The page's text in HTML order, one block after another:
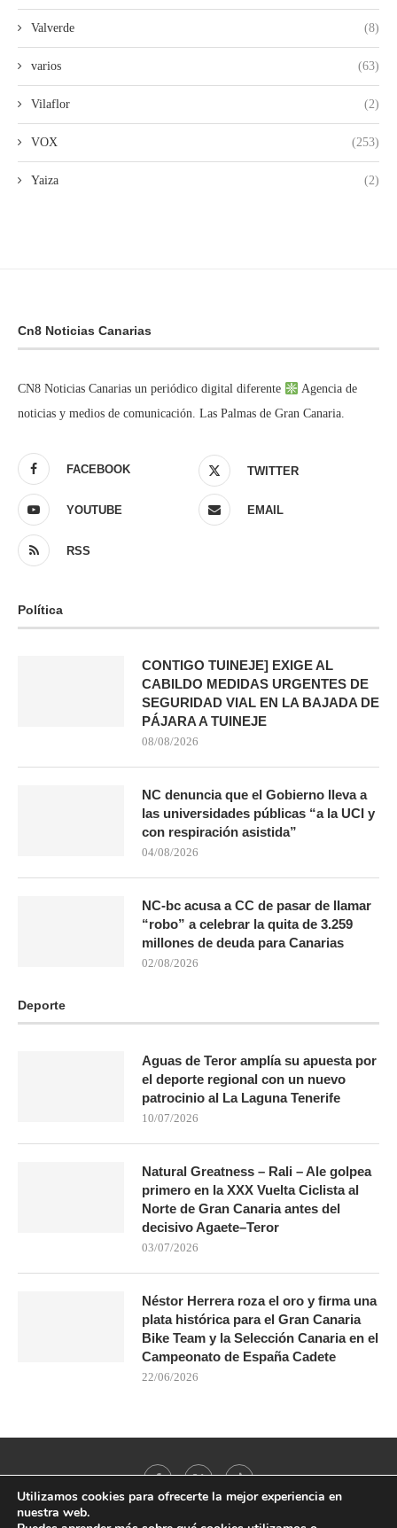
Valverde (8)
varios (63)
Vilaflor (2)
VOX (253)
Yaiza (2)
Cn8 Noticias Canarias
CN8 Noticias Canarias un periódico digital diferente
Agencia de
noticias y medios de comunicación. Las Palmas de Gran Canaria.
FACEBOOK TWITTER
YOUTUBE EMAIL
RSS
Política
CONTIGO TUINEJE] EXIGE AL
CABILDO MEDIDAS URGENTES DE
SEGURIDAD VIAL EN LA BAJADA DE
PÁJARA A TUINEJE
08/08/2026
NC denuncia que el Gobierno lleva a
las universidades públicas “a la UCI y
con respiración asistida”
04/08/2026
NC-bc acusa a CC de pasar de llamar
“robo” a celebrar la quita de 3.259
millones de deuda para Canarias
02/08/2026
Deporte
Aguas de Teror amplía su apuesta por
el deporte regional con un nuevo
patrocinio al La Laguna Tenerife
10/07/2026
Natural Greatness – Rali – Ale golpea
primero en la XXX Vuelta Ciclista al
Norte de Gran Canaria antes del
decisivo Agaete–Teror
03/07/2026
Néstor Herrera roza el oro y firma una
plata histórica para el Gran Canaria
Bike Team y la Selección Canaria en el
Campeonato de España Cadete
22/06/2026
Utilizamos cookies para ofrecerte la mejor experiencia en
nuestra web.